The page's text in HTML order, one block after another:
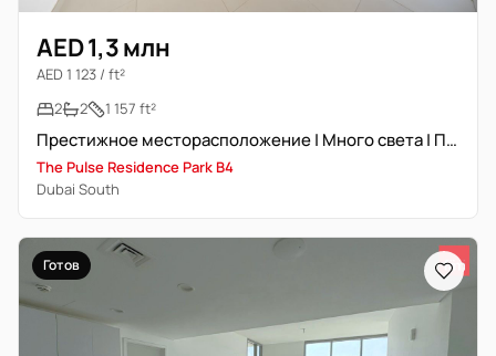
AED 1,3 млн
AED 1 123 / ft²
2
2 1 157 ft²
Престижное месторасположение | Много света | Просторно
The Pulse Residence Park B4
Dubai South
Готов